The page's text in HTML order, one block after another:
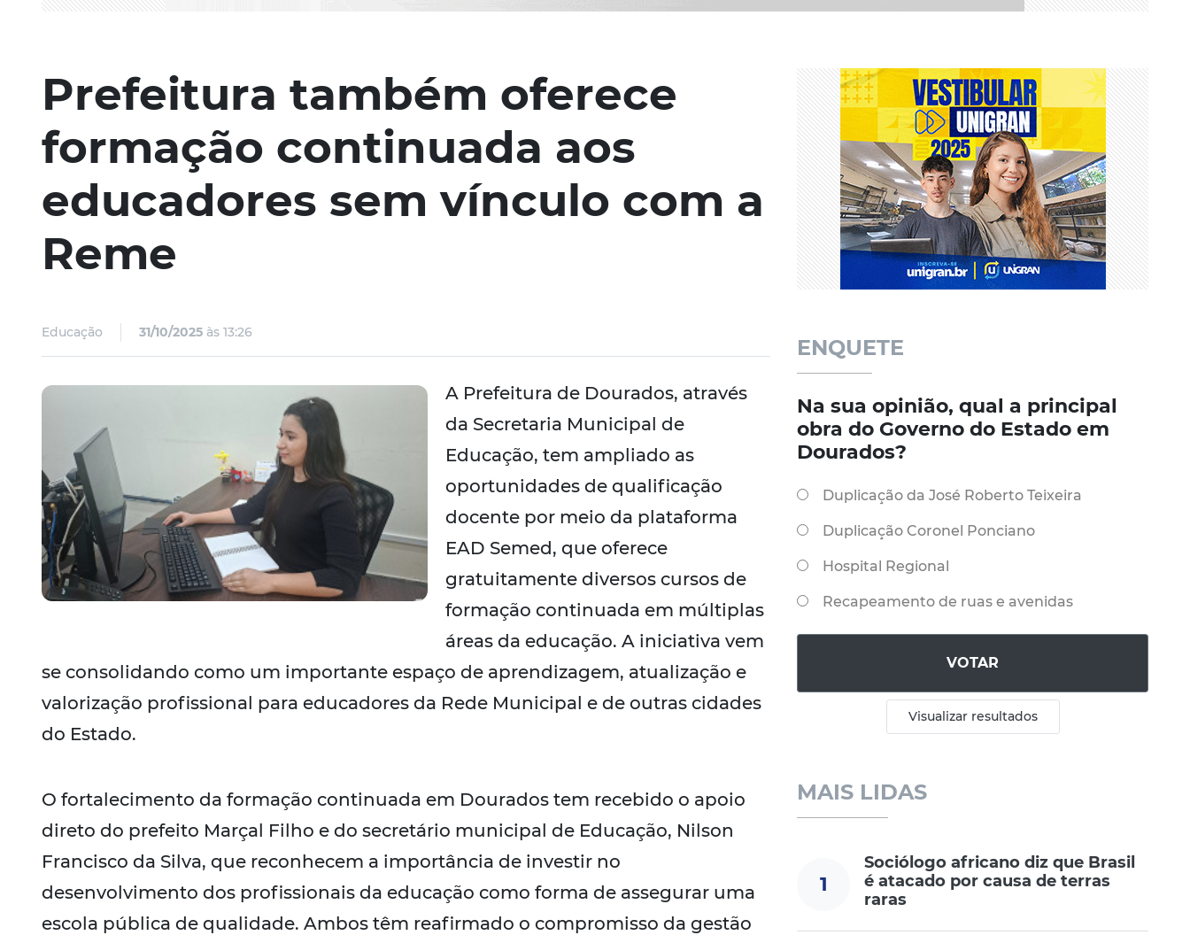
Prefeitura também oferece
formação continuada aos
educadores sem vínculo com a
Reme
Educação 31/10/2025 às 13:26
A Prefeitura de Dourados, através
da Secretaria Municipal de
Educação, tem ampliado as
oportunidades de qualificação
docente por meio da plataforma
EAD Semed, que oferece
gratuitamente diversos cursos de
formação continuada em múltiplas
áreas da educação. A iniciativa vem
se consolidando como um importante espaço de aprendizagem, atualização e
valorização profissional para educadores da Rede Municipal e de outras cidades
do Estado.
O fortalecimento da formação continuada em Dourados tem recebido o apoio
direto do prefeito Marçal Filho e do secretário municipal de Educação, Nilson
Francisco da Silva, que reconhecem a importância de investir no
desenvolvimento dos profissionais da educação como forma de assegurar uma
escola pública de qualidade. Ambos têm reafirmado o compromisso da gestão
ENQUETE
Na sua opinião, qual a principal
obra do Governo do Estado em
Dourados?
Duplicação da José Roberto Teixeira
Duplicação Coronel Ponciano
Hospital Regional
Recapeamento de ruas e avenidas
VOTAR
Visualizar resultados
MAIS LIDAS
1
Sociólogo africano diz que Brasil
é atacado por causa de terras
raras